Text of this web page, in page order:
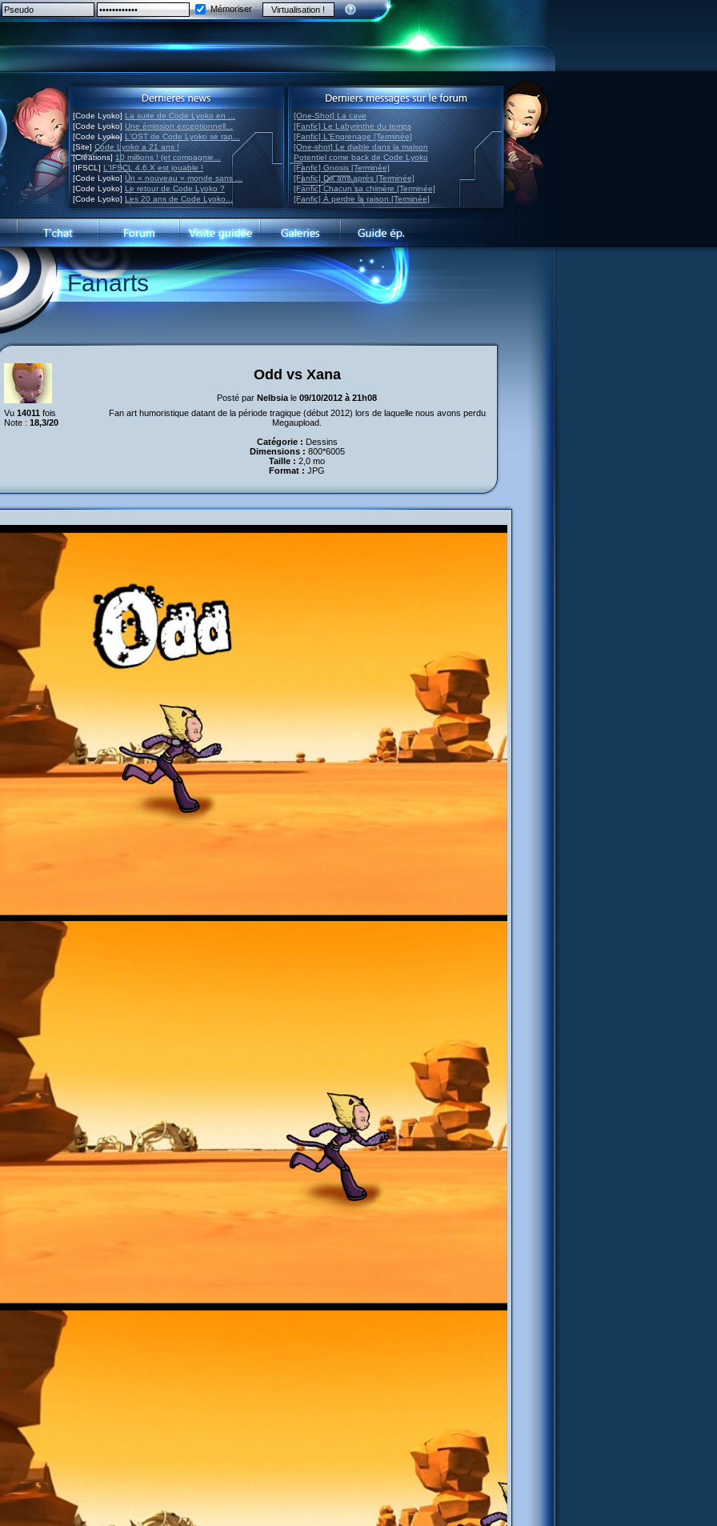
Mémoriser
[Code Lyoko] La suite de Code Lyoko en ...
[Code Lyoko] Une émission exceptionnell...
[Code Lyoko] L'OST de Code Lyoko se rap...
[Site] Code Lyoko a 21 ans !
[Créations] 10 millions ! (et compagnie...
[IFSCL] L'IFSCL 4.6.X est jouable !
[Code Lyoko] Un « nouveau » monde sans ...
[Code Lyoko] Le retour de Code Lyoko ?
[Code Lyoko] Les 20 ans de Code Lyoko...
[One-Shot] La cave
[Fanfic] Le Labyrinthe du temps
[Fanfic] L'Engrenage [Terminée]
[One-shot] Le diable dans la maison
Potentiel come back de Code Lyoko
[Fanfic] Gnosis [Terminée]
[Fanfic] Dix ans après [Terminée]
[Fanfic] Chacun sa chimère [Terminée]
[Fanfic] À perdre la raison [Terminée]
Fanarts
Odd vs Xana
Posté par Nelbsia le 09/10/2012 à 21h08
Vu 14011 fois
Note : 18,3/20
Fan art humoristique datant de la période tragique (début 2012) lors de laquelle nous avons perdu
Megaupload.
Catégorie : Dessins
Dimensions : 800*6005
Taille : 2,0 mo
Format : JPG